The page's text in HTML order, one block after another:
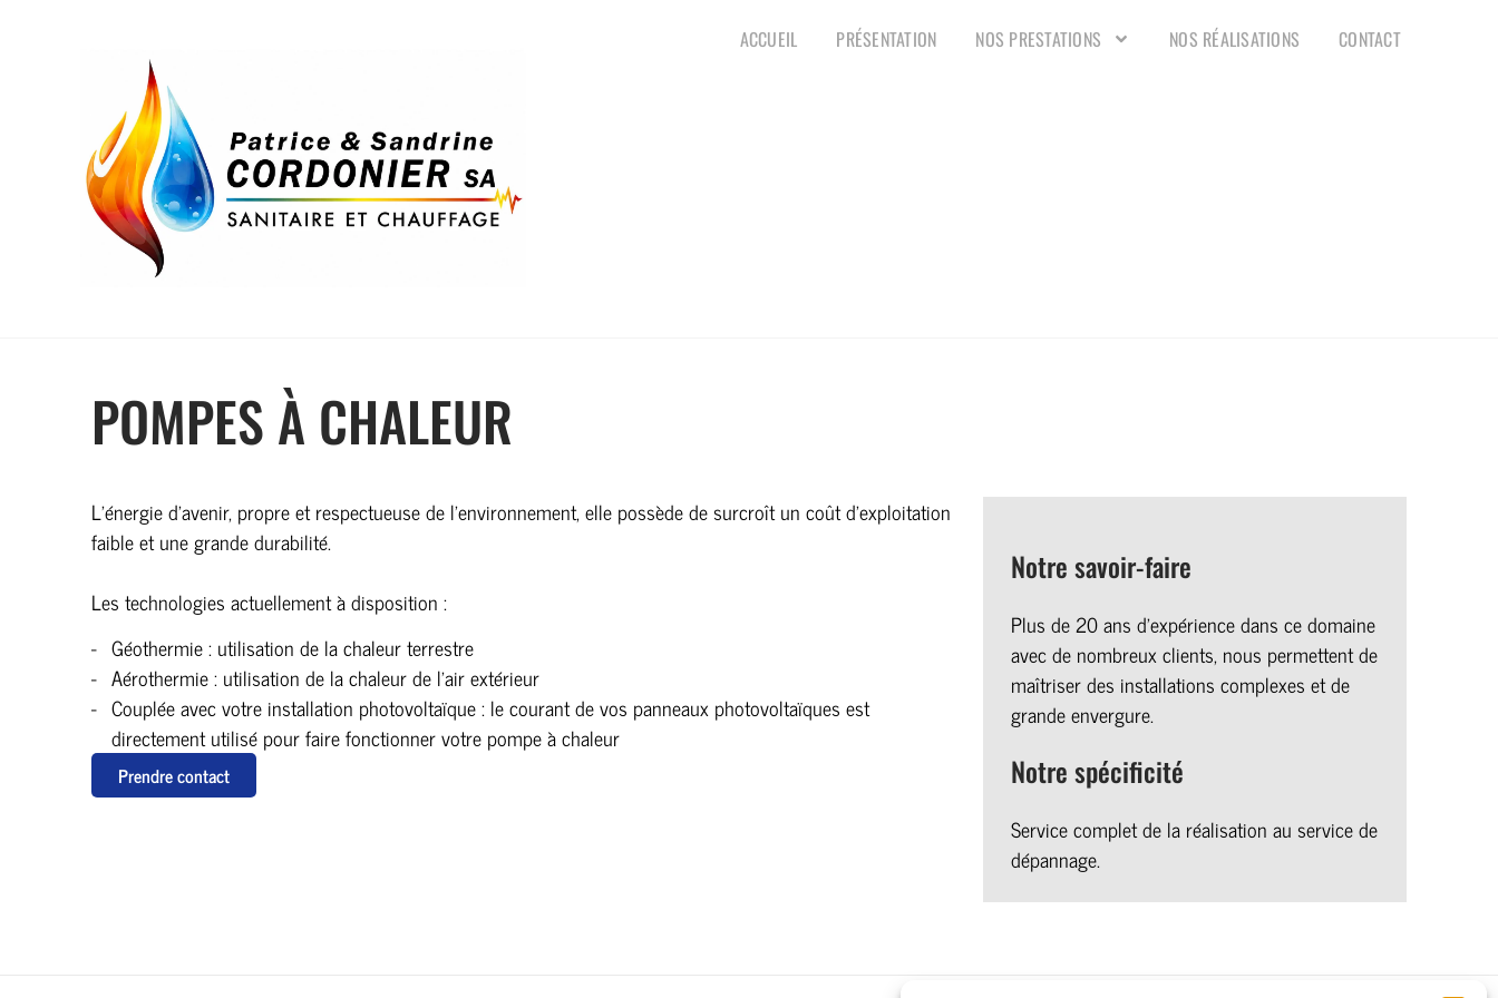
ACCUEIL PRÉSENTATION NOS PRESTATIONS NOS RÉALISATIONS CONTACT
​POMPES À CHALEUR
L’énergie d’avenir, propre et respectueuse de l’environnement, elle possède de surcroît un coût d’exploitation
faible et une grande durabilité.
Les technologies actuellement à disposition :
Géothermie : utilisation de la chaleur terrestre
Aérothermie : utilisation de la chaleur de l’air extérieur
Couplée avec votre installation photovoltaïque : le courant de vos panneaux photovoltaïques est
directement utilisé pour faire fonctionner votre pompe à chaleur
Prendre contact
Notre savoir-faire
​Plus de 20 ans d’expérience dans ce domaine
avec de nombreux clients, nous permettent de
maîtriser des installations complexes et de
grande envergure.
Notre spécificité
​Service complet de la réalisation au service de
dépannage.